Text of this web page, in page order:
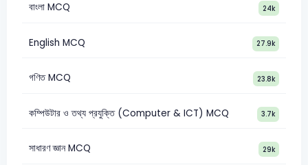
বাংলা MCQ 24k
English MCQ 27.9k
গণিত MCQ 23.8k
কম্পিউটার ও তথ্য প্রযুক্তি (Computer & ICT) MCQ 3.7k
সাধারণ জ্ঞান MCQ 29k